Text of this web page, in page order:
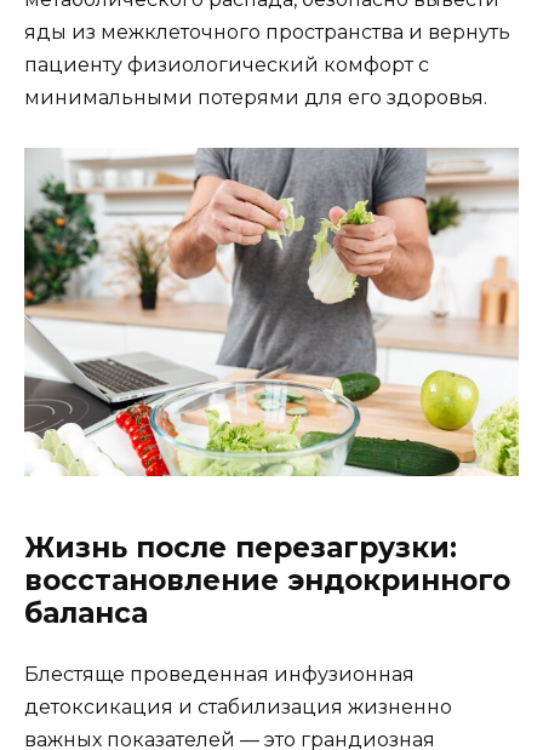
яды из межклеточного пространства и вернуть
пациенту физиологический комфорт с
минимальными потерями для его здоровья.
Жизнь после перезагрузки:
восстановление эндокринного
баланса
Блестяще проведенная инфузионная
детоксикация и стабилизация жизненно
важных показателей — это грандиозная